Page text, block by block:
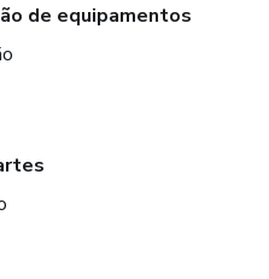
de equipamentos